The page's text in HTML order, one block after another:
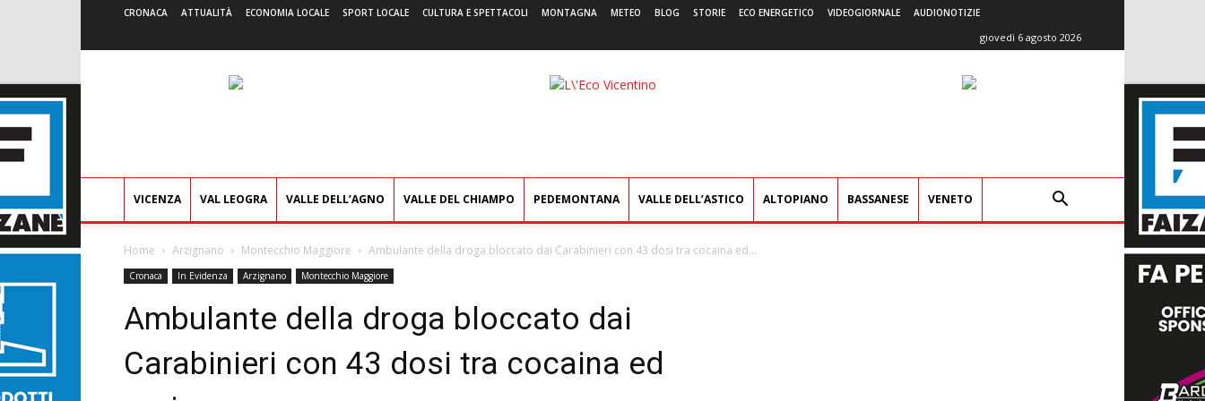
CRONACA ATTUALITÀ ECONOMIA LOCALE SPORT LOCALE CULTURA E SPETTACOLI MONTAGNA METEO BLOG STORIE ECO ENERGETICO VIDEOGIORNALE AUDIONOTIZIE
giovedì 6 agosto 2026
L'Eco
VICENZA VAL LEOGRA VALLE DELL’AGNO VALLE DEL CHIAMPO PEDEMONTANA VALLE DELL’ASTICO ALTOPIANO BASSANESE VENETO
Home Arzignano Montecchio Maggiore Ambulante della droga bloccato dai Carabinieri con 43 dosi tra cocaina ed...
Cronaca In Evidenza Arzignano Montecchio Maggiore
Ambulante della droga bloccato dai
Carabinieri con 43 dosi tra cocaina ed